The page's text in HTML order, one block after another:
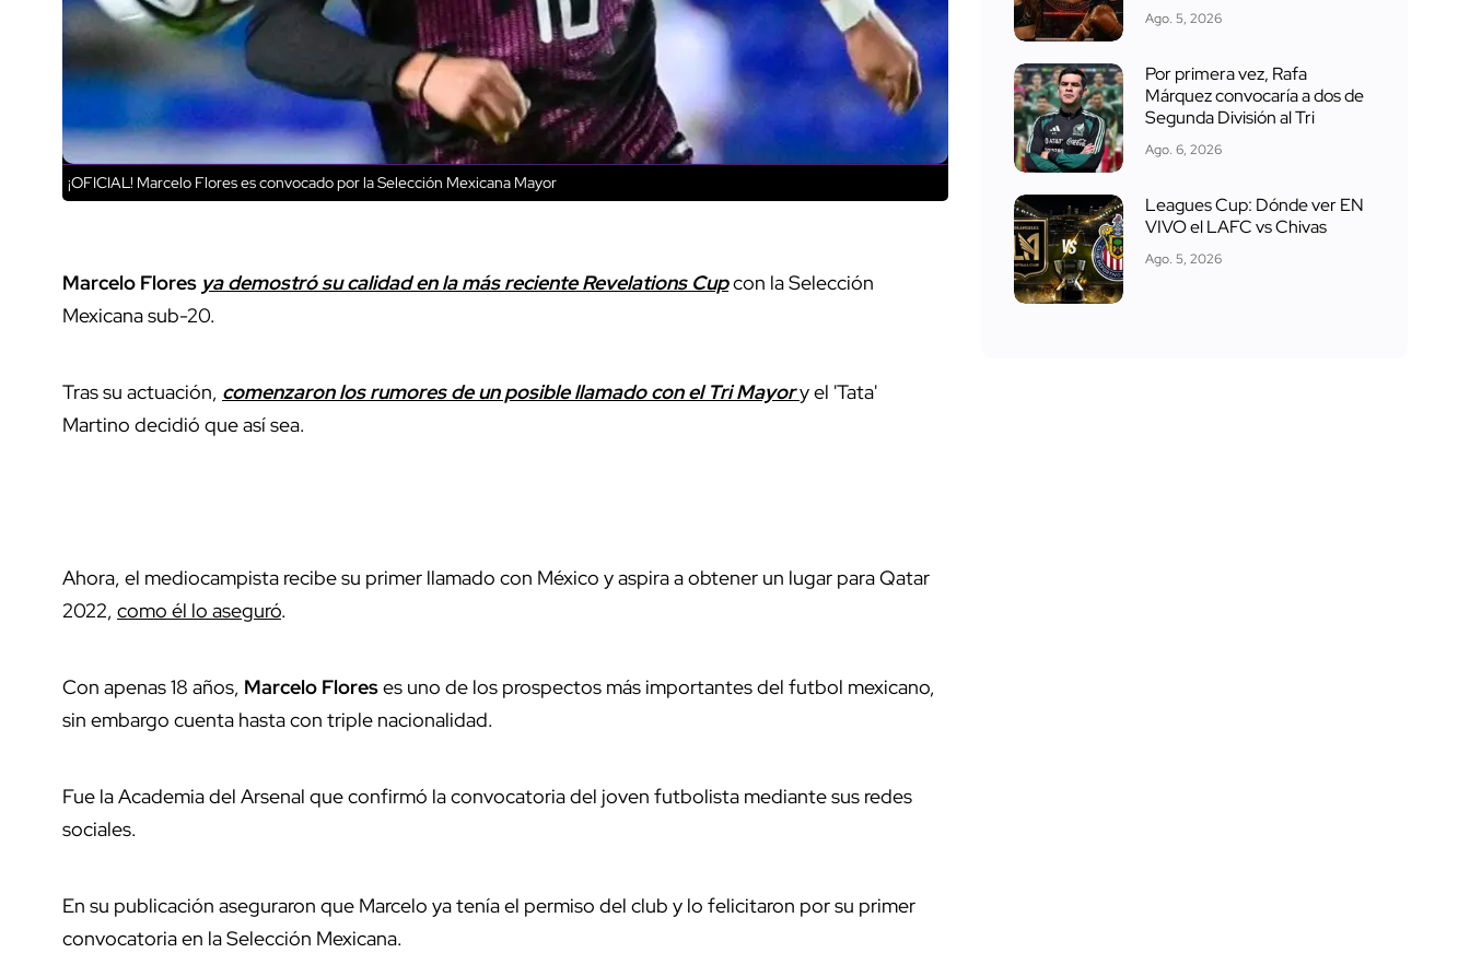
¡OFICIAL! Marcelo Flores es convocado por la Selección Mexicana Mayor
Marcelo Flores ya demostró su calidad en la más reciente Revelations Cupcon la Selección
Mexicana sub-20.
Tras su actuación, comenzaron los rumores de un posible llamado con el Tri Mayory el 'Tata'
Martino decidió que así sea.
Ahora, el mediocampista recibe su primer llamado con México y aspira a obtener un lugar para Qatar
2022, como él lo aseguró.
Con apenas 18 años, Marcelo Floreses uno de los prospectos más importantes del futbol mexicano,
sin embargo cuenta hasta con triple nacionalidad.
Fue la Academia del Arsenal que confirmó la convocatoria del joven futbolista mediante sus redes
sociales.
En su publicación aseguraron que Marcelo ya tenía el permiso del club y lo felicitaron por su primer
convocatoria en la Selección Mexicana.
Ago. 5, 2026
Por primera vez, Rafa
Márquez convocaría a dos de
Segunda División al Tri
Ago. 6, 2026
Leagues Cup: Dónde ver EN
VIVO el LAFC vs Chivas
Ago. 5, 2026